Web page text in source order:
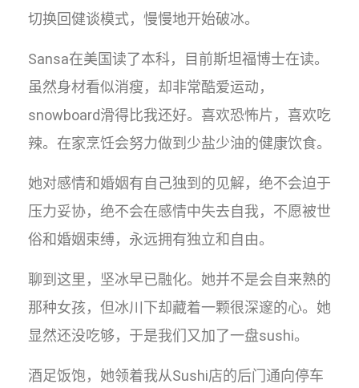
切换回健谈模式，慢慢地开始破冰。
Sansa在美国读了本科，目前斯坦福博士在读。
虽然身材看似消瘦，却非常酷爱运动，
snowboard滑得比我还好。喜欢恐怖片，喜欢吃
辣。在家烹饪会努力做到少盐少油的健康饮食。
她对感情和婚姻有自己独到的见解，绝不会迫于
压力妥协，绝不会在感情中失去自我，不愿被世
俗和婚姻束缚，永远拥有独立和自由。
聊到这里，坚冰早已融化。她并不是会自来熟的
那种女孩，但冰川下却藏着一颗很深邃的心。她
显然还没吃够，于是我们又加了一盘sushi。
酒足饭饱，她领着我从Sushi店的后门通向停车